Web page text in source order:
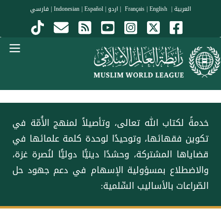
تجاوز إلى المحتوى الرئيسي
العربية|
|English
| اردو|
Indonesian |Español
| فارسي
‏خدمةً لكتاب الله تعالى، وتأصيلاً لمنهج الأُمّة في
تكوين فقهائها، وتوحيدًا لوحدة كلمة علمائها في
قضاياها المشتركة، وحشدًا دينيًّا دوليًّا لنُصرة ⁧‫غزة‬⁩،
والاضطلاع بمسؤولية الإسهام في دعم جهود حل
الصّراعات بالأساليب السِّلمية: